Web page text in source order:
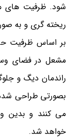
شود. ظرفیت های
ریخته گری و به
بر اساس ظرفیت
مشعل در فضای
راندمان دیگ و
بصورتی طراحی شده
می کنند و بدین
خواهد شد.